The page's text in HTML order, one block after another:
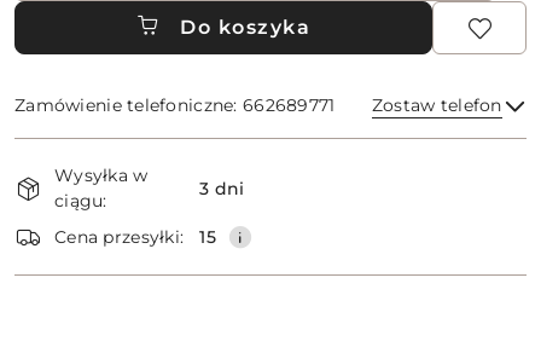
Do koszyka
Zamówienie telefoniczne: 662689771 Zostaw telefon
i
dostawa
Wysyłka w
ciągu:
3 dni
Cena przesyłki: 15